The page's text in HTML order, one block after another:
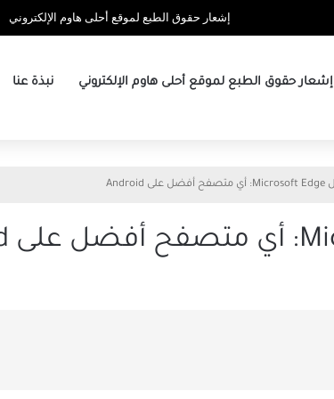
إشعار حقوق الطبع لموقع أحلى هاوم الإلكتروني
إشعار حقوق الطبع لموقع أحلى هاوم الإلكتروني نبذة عنا